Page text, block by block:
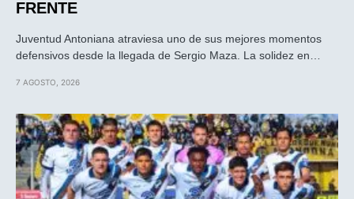
FRENTE
Juventud Antoniana atraviesa uno de sus mejores momentos
defensivos desde la llegada de Sergio Maza. La solidez en…
7 AGOSTO, 2026